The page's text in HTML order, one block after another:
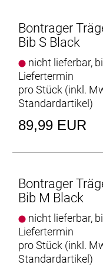
Bontrager
Bib S Black
nicht lieferbar,
Liefertermin
pro Stück (inkl.
Standardartikel)
89,99 EUR
Bontrager
Bib M Black
nicht lieferbar,
Liefertermin
pro Stück (inkl.
Standardartikel)